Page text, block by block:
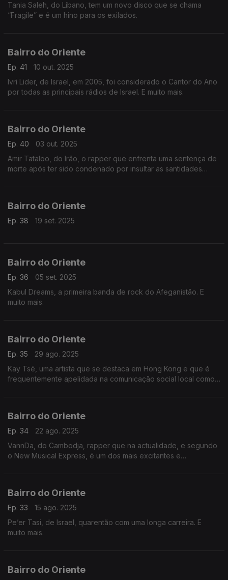
Tania Saleh, do Líbano, tem um novo disco que se chama
“Fragile” e é um hino para os exilados.
Bairro do Oriente
Ep. 41
10 out. 2025
Ivri Lider, de Israel, em 2005, foi considerado o Cantor do Ano
por todas as principais rádios de Israel. E muito mais.
Bairro do Oriente
Ep. 40
03 out. 2025
Amir Tataloo, do Irão, o rapper que enfrenta uma sentença de
morte após ter sido condenado por insultar as santidades
Bairro do Oriente
Ep. 38 19 set. 2025
Bairro do Oriente
Ep. 36
05 set. 2025
Kabul Dreams, a primeira banda de rock do Afeganistão. E
muito mais.
Bairro do Oriente
Ep. 35
29 ago. 2025
Kay Tsé, uma artista que se destaca em Hong Kong e que é
frequentemente apelidada na comunicação social local como
Bairro do Oriente
Ep. 34
22 ago. 2025
VannDa, do Cambodja, rapper que na actualidade, e segundo
o New Musical Express, é um dos mais excitantes e
Bairro do Oriente
Ep. 33
15 ago. 2025
Pe’er Tasi, de Israel, quarentão com uma longa carreira. E
muito mais.
Bairro do Oriente